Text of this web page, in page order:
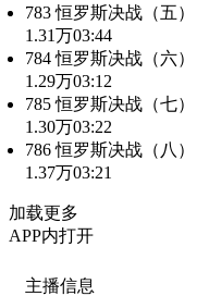
783 恒罗斯决战（五）
1.31万03:44
784 恒罗斯决战（六）
1.29万03:12
785 恒罗斯决战（七）
1.30万03:22
786 恒罗斯决战（八）
1.37万03:21
加载更多
APP内打开
主播信息